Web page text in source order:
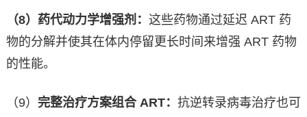
（8）药代动力学增强剂： 这些药物通过延迟 ART 药
物的分解并使其在体内停留更长时间来增强 ART 药物
的性能。
（9） 完整治疗方案组合 ART： 抗逆转录病毒治疗也可